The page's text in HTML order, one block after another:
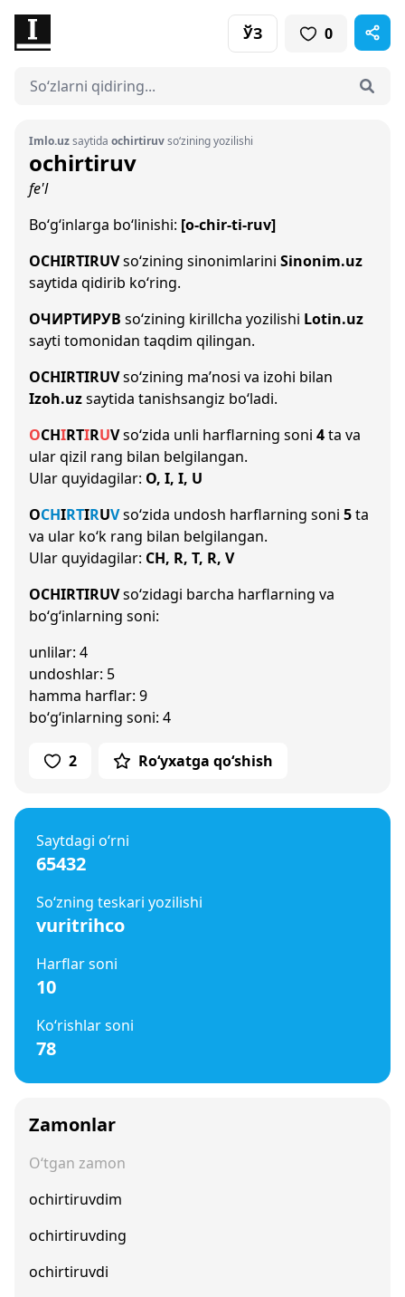
ЎЗ 0
Imlo.uzsaytida ochirtiruvso‘zining yozilishi
ochirtiruv
fe'l
Bo‘g‘inlarga bo‘linishi: [o-chir-ti-ruv]
OCHIRTIRUVso‘zining sinonimlarini Sinonim.uz
saytida qidirib ko‘ring.
ОЧИРТИРУВ so‘zining kirillcha yozilishi Lotin.uz
sayti tomonidan taqdim qilingan.
OCHIRTIRUVso‘zining ma’nosi va izohi bilan
Izoh.uzsaytida tanishsangiz bo‘ladi.
OCHIRTIRUVso‘zida unli harflarning soni 4ta va
ular qizil rang bilan belgilangan.
Ular quyidagilar: O, I, I, U
OCHIRTIRUVso‘zida undosh harflarning soni 5ta
va ular ko‘k rang bilan belgilangan.
Ular quyidagilar: CH, R, T, R, V
OCHIRTIRUVso‘zidagi barcha harflarning va
bo‘g‘inlarning soni:
unlilar: 4
undoshlar: 5
hamma harflar: 9
bo‘g‘inlarning soni: 4
2 Ro‘yxatga qo‘shish
Saytdagi o‘rni
65432
So‘zning teskari yozilishi
vuritrihco
Harflar soni
10
Ko‘rishlar soni
78
Zamonlar
O‘tgan zamon
ochirtiruvdim
ochirtiruvding
ochirtiruvdi